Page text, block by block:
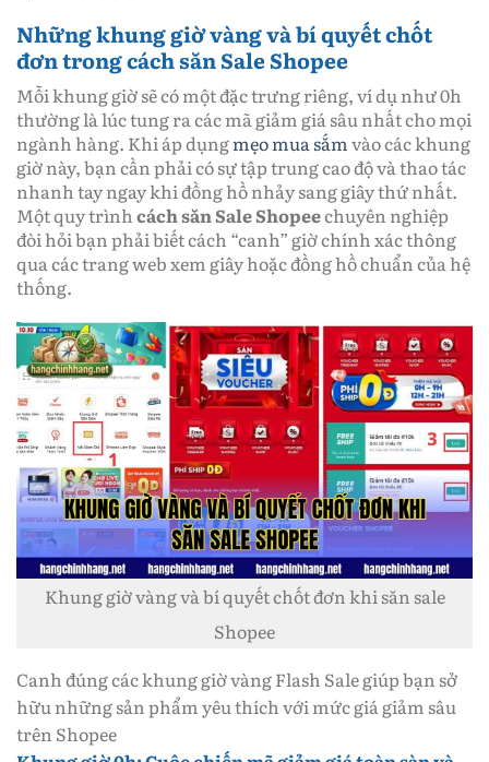
Những khung giờ vàng và bí quyết chốt
đơn trong cách săn Sale Shopee
Mỗi khung giờ sẽ có một đặc trưng riêng, ví dụ như 0h
thường là lúc tung ra các mã giảm giá sâu nhất cho mọi
ngành hàng. Khi áp dụngmẹo mua sắmvào các khung
giờ này, bạn cần phải có sự tập trung cao độ và thao tác
nhanh tay ngay khi đồng hồ nhảy sang giây thứ nhất.
Một quy trìnhcách săn Sale Shopeechuyên nghiệp
đòi hỏi bạn phải biết cách “canh” giờ chính xác thông
qua các trang web xem giây hoặc đồng hồ chuẩn của hệ
thống.
Khung giờ vàng và bí quyết chốt đơn khi săn sale
Shopee
Canh đúng các khung giờ vàng Flash Sale giúp bạn sở
hữu những sản phẩm yêu thích với mức giá giảm sâu
trên Shopee